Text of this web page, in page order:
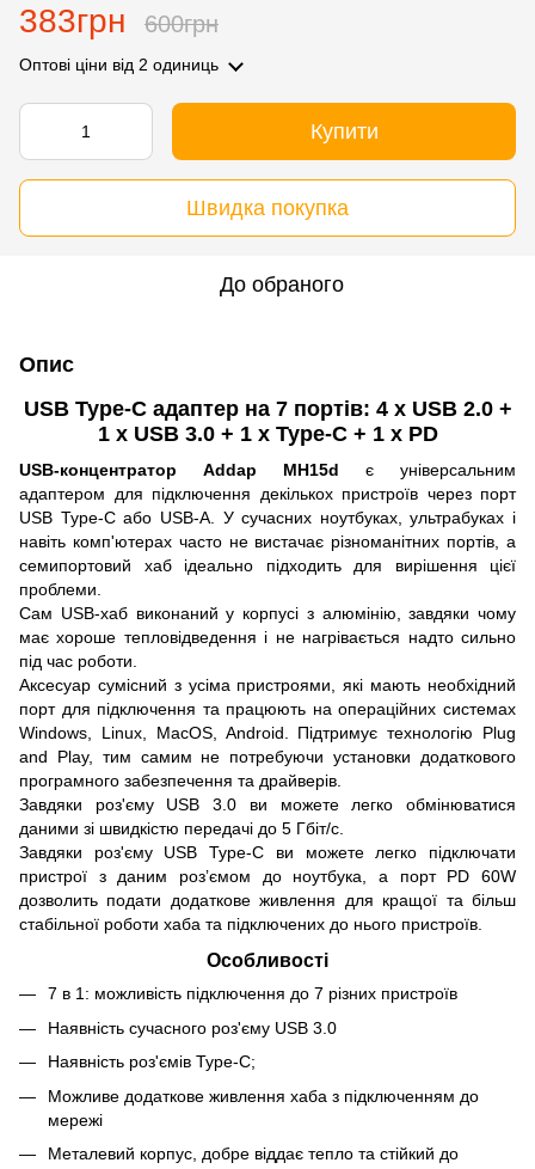
383грн 600грн
Оптові ціни від 2 одиниць
Купити
Швидка покупка
До обраного
Опис
USB Type-C адаптер на 7 портів: 4 х USB 2.0 +
1 x USB 3.0 + 1 x Type-C + 1 x PD
USB-концентратор Addap MH15d є універсальним
адаптером для підключення декількох пристроїв через порт
USB Type-C або USB-A. У сучасних ноутбуках, ультрабуках і
навіть комп'ютерах часто не вистачає різноманітних портів, а
семипортовий хаб ідеально підходить для вирішення цієї
проблеми.
Сам USB-хаб виконаний у корпусі з алюмінію, завдяки чому
має хороше тепловідведення і не нагрівається надто сильно
під час роботи.
Аксесуар сумісний з усіма пристроями, які мають необхідний
порт для підключення та працюють на операційних системах
Windows, Linux, MacOS, Android. Підтримує технологію Plug
and Play, тим самим не потребуючи установки додаткового
програмного забезпечення та драйверів.
Завдяки роз'єму USB 3.0 ви можете легко обмінюватися
даними зі швидкістю передачі до 5 Гбіт/с.
Завдяки роз'єму USB Type-C ви можете легко підключати
пристрої з даним розʼємом до ноутбука, а порт PD 60W
дозволить подати додаткове живлення для кращої та більш
стабільної роботи хаба та підключених до нього пристроїв.
Особливості
7 в 1: можливість підключення до 7 різних пристроїв
Наявність сучасного роз'єму USB 3.0
Наявність роз'ємів Type-C;
Можливе додаткове живлення хаба з підключенням до
мережі
Металевий корпус, добре віддає тепло та стійкий до